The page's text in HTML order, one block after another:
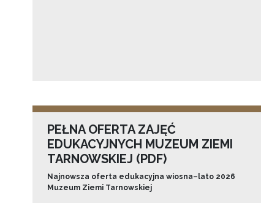
PEŁNA OFERTA ZAJĘĆ
EDUKACYJNYCH MUZEUM ZIEMI
TARNOWSKIEJ (PDF)
Najnowsza oferta edukacyjna wiosna–lato 2026
Muzeum Ziemi Tarnowskiej